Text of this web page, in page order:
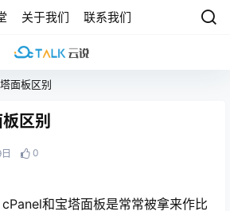
关于我们 联系我们
面板区别
区别
0
和宝塔面板是常常被拿来作比